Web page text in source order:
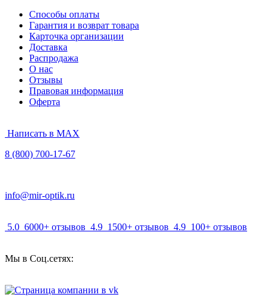
Способы оплаты
Гарантия и возврат товара
Карточка организации
Доставка
Распродажа
О нас
Отзывы
Правовая информация
Оферта
Написать в MAX
8 (800) 700-17-67
info@mir-optik.ru
5.0 6000+ отзывов 4.9 1500+ отзывов 4.9 100+ отзывов
Мы в Соц.сетях: